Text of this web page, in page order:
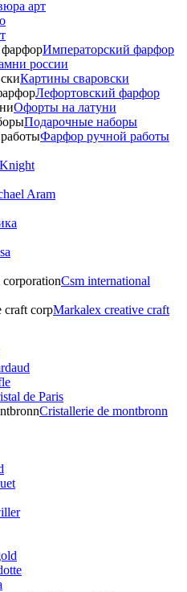
арт
Императорский фарфор
россии
Картины сваровски
Лефортовский фарфор
Офорты на латуни
Подарочные наборы
Фарфор ручной работы
Aram
Csm international
Markalex creative craft
de Paris
Cristallerie de montbronn